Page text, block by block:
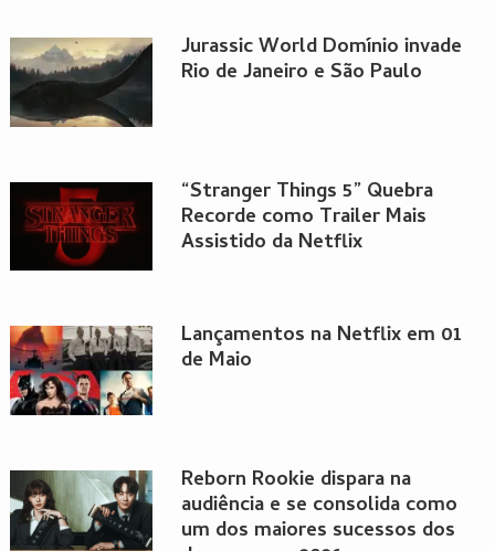
Jurassic World Domínio invade
Rio de Janeiro e São Paulo
“Stranger Things 5” Quebra
Recorde como Trailer Mais
Assistido da Netflix
Lançamentos na Netflix em 01
de Maio
Reborn Rookie dispara na
audiência e se consolida como
um dos maiores sucessos dos